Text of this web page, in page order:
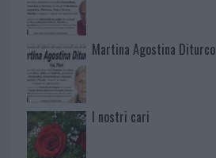
Martina Agostina Diturco
I nostri cari